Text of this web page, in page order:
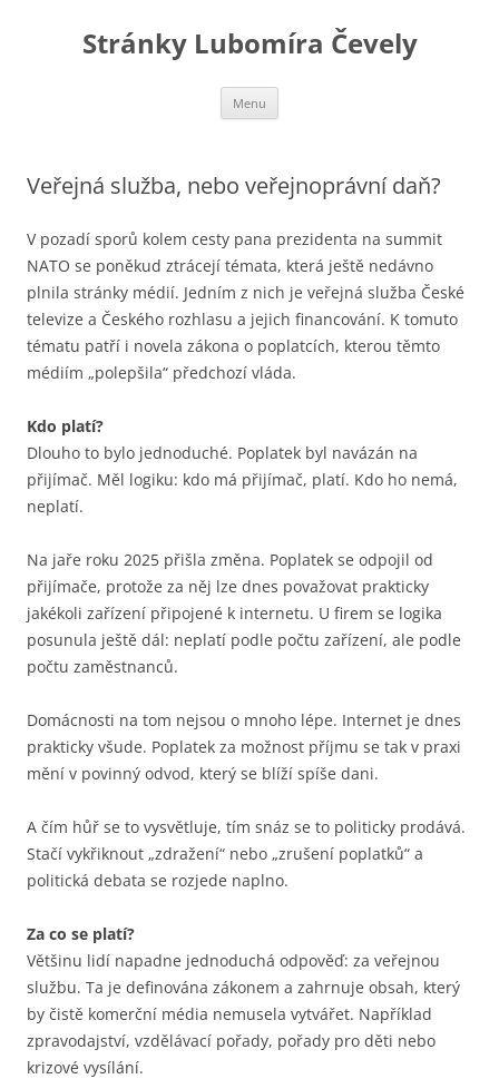
Stránky Lubomíra Čevely
Menu
Veřejná služba, nebo veřejnoprávní daň?
V pozadí sporů kolem cesty pana prezidenta na summit
NATO se poněkud ztrácejí témata, která ještě nedávno
plnila stránky médií. Jedním z nich je veřejná služba České
televize a Českého rozhlasu a jejich financování. K tomuto
tématu patří i novela zákona o poplatcích, kterou těmto
médiím „polepšila“ předchozí vláda.
Kdo platí?
Dlouho to bylo jednoduché. Poplatek byl navázán na
přijímač. Měl logiku: kdo má přijímač, platí. Kdo ho nemá,
neplatí.
Na jaře roku 2025 přišla změna. Poplatek se odpojil od
přijímače, protože za něj lze dnes považovat prakticky
jakékoli zařízení připojené k internetu. U firem se logika
posunula ještě dál: neplatí podle počtu zařízení, ale podle
počtu zaměstnanců.
Domácnosti na tom nejsou o mnoho lépe. Internet je dnes
prakticky všude. Poplatek za možnost příjmu se tak v praxi
mění v povinný odvod, který se blíží spíše dani.
A čím hůř se to vysvětluje, tím snáz se to politicky prodává.
Stačí vykřiknout „zdražení“ nebo „zrušení poplatků“ a
politická debata se rozjede naplno.
Za co se platí?
Většinu lidí napadne jednoduchá odpověď: za veřejnou
službu. Ta je definována zákonem a zahrnuje obsah, který
by čistě komerční média nemusela vytvářet. Například
zpravodajství, vzdělávací pořady, pořady pro děti nebo
krizové vysílání.